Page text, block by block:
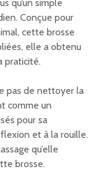
qu’un simple
Conçue pour
cette brosse
elle a obtenu
praticité.
pas de nettoyer la
comme un
pour sa
et à la rouille.
qu’elle
brosse.